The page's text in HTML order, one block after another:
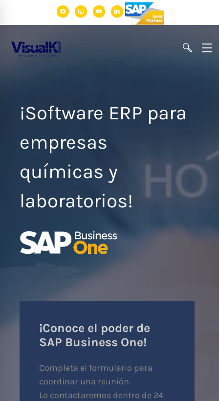
facebookinstagram
youtubelinkedin
¡Software ERP para
empresas
químicas y
laboratorios!
¡Conoce el poder de
SAP Business One!
Completa el formulario para
coordinar una reunión.
Lo contactaremos dentro de 24